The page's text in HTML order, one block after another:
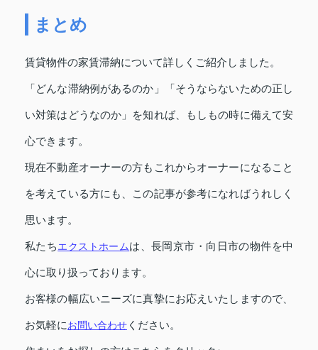
まとめ
賃貸物件の家賃滞納について詳しくご紹介しました。
「どんな滞納例があるのか」「そうならないための正し
い対策はどうなのか」を知れば、もしもの時に備えて安
心できます。
現在不動産オーナーの方もこれからオーナーになること
を考えている方にも、この記事が参考になればうれしく
思います。
私たちエクストホームは、長岡京市・向日市の物件を中
心に取り扱っております。
お客様の幅広いニーズに真摯にお応えいたしますので、
お気軽にお問い合わせ ください。